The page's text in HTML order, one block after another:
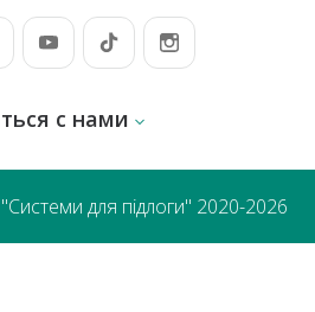
с нами
для підлоги" 2020-2026